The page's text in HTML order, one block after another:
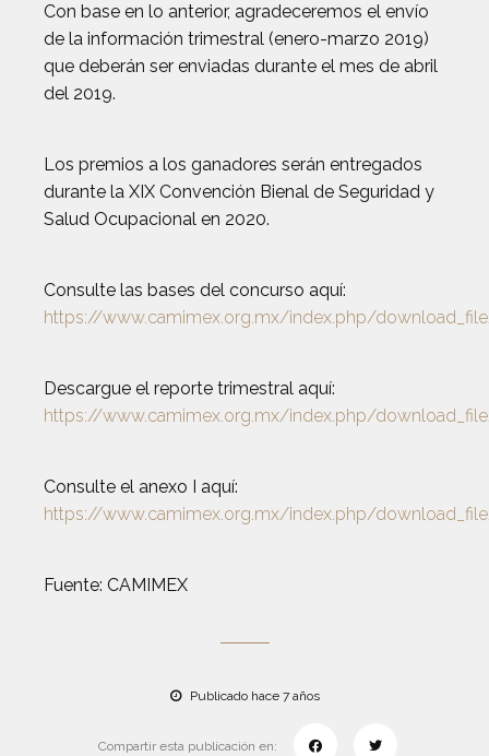
Con base en lo anterior, agradeceremos el envío
de la información trimestral (enero-marzo 2019)
que deberán ser enviadas durante el mes de abril
del 2019.
Los premios a los ganadores serán entregados
durante la XIX Convención Bienal de Seguridad y
Salud Ocupacional en 2020.
Consulte las bases del concurso aquí:
https://www.camimex.org.mx/index.php/
Descargue el reporte trimestral aquí:
https://www.camimex.org.mx/index.php/
Consulte el anexo I aquí:
https://www.camimex.org.mx/index.php/
Fuente: CAMIMEX
Publicado hace 7 años
Compartir esta publicación en: